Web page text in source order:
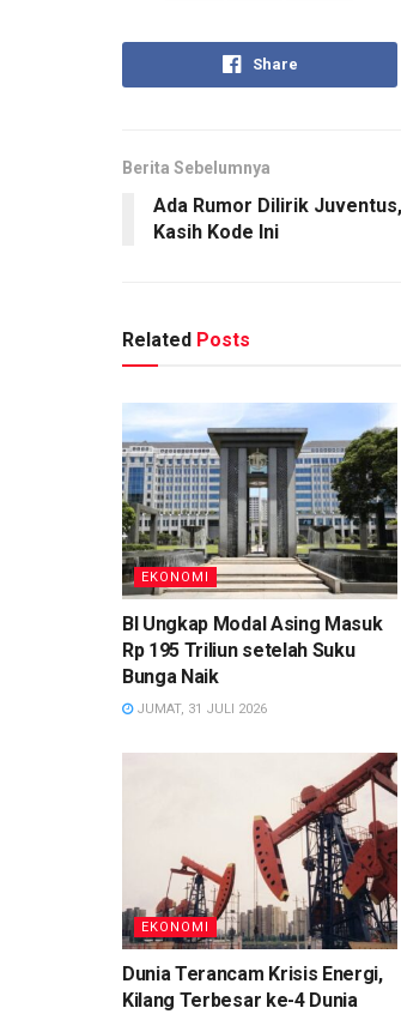
Share
Berita Sebelumnya
Ada Rumor Dilirik
Kasih Kode Ini
Related Posts
EKONOMI
BI Ungkap Modal Asing Masuk
Rp 195 Triliun setelah Suku
Bunga Naik
JUMAT, 31 JULI 2026
EKONOMI
Dunia Terancam Krisis Energi,
Kilang Terbesar ke-4 Dunia